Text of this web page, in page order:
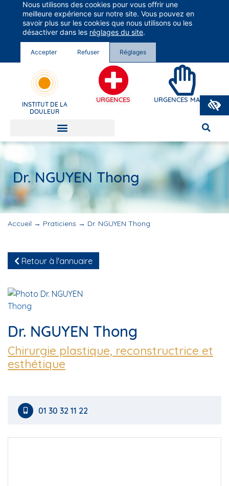
Groupe Vivalto Santé
Entre nous, la vie
INSTITUT DE LA
DOULEUR
URGENCES URGENCES MAINS
Dr. NGUYEN Thong
Accueil → Praticiens → Dr. NGUYEN Thong
Retour à l'annuaire
Dr. NGUYEN Thong
Chirurgie plastique, reconstructrice et
esthétique
01 30 32 11 22
Nous utilisons des cookies pour vous offrir une
meilleure expérience sur notre site. Vous pouvez en
savoir plus sur les cookies que nous utilisons ou les
désactiver dans les réglages du site.
Accepter Refuser Réglages